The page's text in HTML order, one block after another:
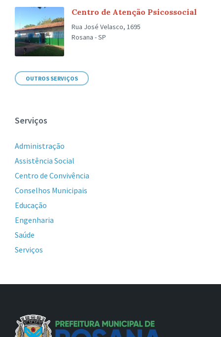
Centro de Atenção Psicossocial
Rua José Velasco, 1695
Rosana - SP
OUTROS SERVIÇOS
Serviços
Administração
Assistência Social
Centro de Convivência
Conselhos Municipais
Educação
Engenharia
Saúde
Serviços